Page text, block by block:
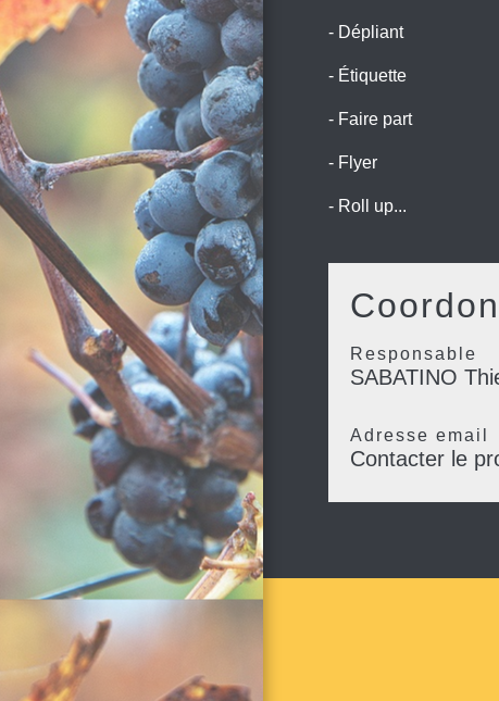
- Dépliant
- Étiquette
- Faire part
- Flyer
- Roll up...
Responsable
SABATINO
Adresse email
Contacter le